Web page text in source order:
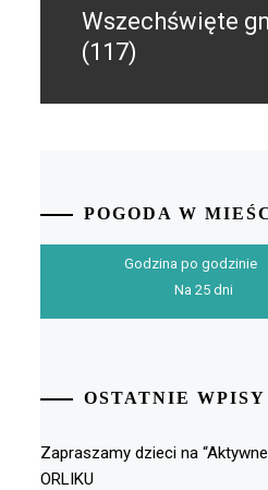
Wszechświęte
(117)
POGODA W
Godzina po godzinie
Na 25 dni
OSTATNIE WPISY
Zapraszamy dzieci na
ORLIKU